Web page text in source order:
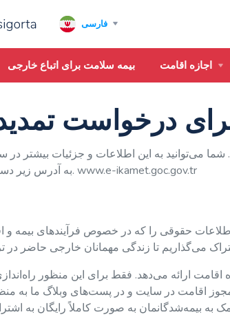
فارسی
بیمه سلامت برای اتباع خارجی
درخواست
می‌توانید به این اطلاعات و جزئیات بیشتر در
به آدرس زیر دسترسی داشته باشید. www.e-ikamet.goc.gov.tr
حقوقی را که در خصوص فرآیندهای بیمه و
اقامت ارائه می‌دهد. فقط برای این منظور
اقامت در سایت و در پست‌های وبلاگ ما به